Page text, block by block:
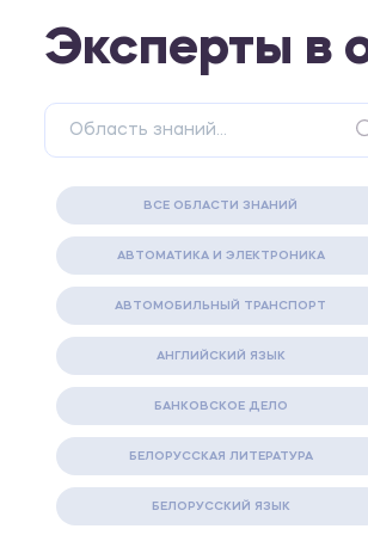
Эксперты в
ВСЕ ОБЛАСТИ ЗНАНИЙ
АВТОМАТИКА И ЭЛЕКТРОНИКА
АВТОМОБИЛЬНЫЙ ТРАНСПОРТ
АНГЛИЙСКИЙ ЯЗЫК
БАНКОВСКОЕ ДЕЛО
БЕЛОРУССКАЯ ЛИТЕРАТУРА
БЕЛОРУССКИЙ ЯЗЫК